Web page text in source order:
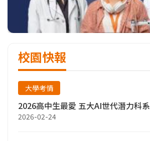
校園快報
大學考情
2026高中生最愛 五大AI世代潛力科系
2026-02-24